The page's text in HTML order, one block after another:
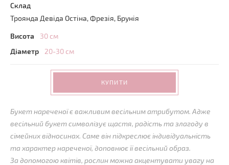
Склад
Троянда Девіда Остіна, Фрезія, Брунія
Висота
30 см
Діаметр
20-30 см
КУПИТИ
Букет нареченої є важливим весільним атрибутом. Адже
весільний букет символізує щастя, радість та злагоду в
сімейних відносинах. Саме він підкреслює індивідуальність
та характер нареченої, доповнює її весільний образ.
За допомогою квітів, рослин можна акцентувати увагу на